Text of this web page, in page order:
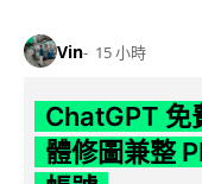
Vin 15 小時
ChatGPT 免
體修圖兼整